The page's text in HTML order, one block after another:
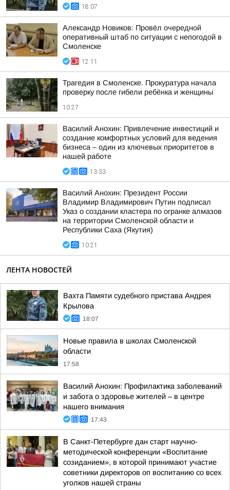
18:07
Александр Новиков: Провёл очередной
оперативный штаб по ситуации с непогодой в
Смоленске
12:11
Трагедия в Смоленске. Прокуратура начала
проверку после гибели ребёнка и женщины
10:27
Василий Анохин: Привлечение инвестиций и
создание комфортных условий для ведения
бизнеса – один из ключевых приоритетов в
нашей работе
13:33
Василий Анохин: Президент России
Владимир Владимирович Путин подписал
Указ о создании кластера по огранке алмазов
на территории Смоленской области и
Республики Саха (Якутия)
10:21
ЛЕНТА НОВОСТЕЙ
Вахта Памяти судебного пристава Андрея
Крылова
18:07
Новые правила в школах Смоленской
области
17:58
Василий Анохин: Профилактика заболеваний
и забота о здоровье жителей – в центре
нашего внимания
17:43
В Санкт-Петербурге дан старт научно-
методической конференции «Воспитание
созиданием», в которой принимают участие
советники директоров оп воспитанию со всех
уголков нашей страны